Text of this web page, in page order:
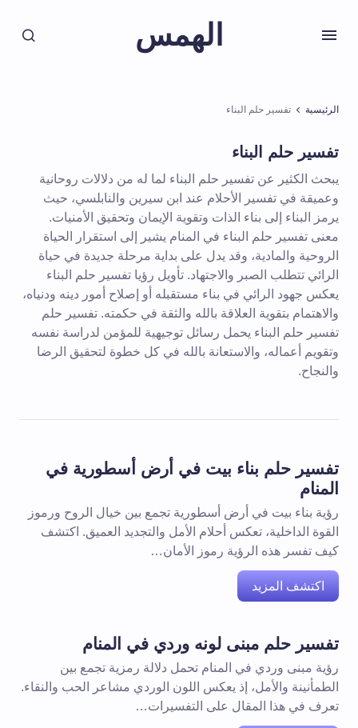
الهمس
الرئيسية تفسير حلم البناء
تفسير حلم البناء
يبحث الكثير عن تفسير حلم البناء لما له من دلالات روحانية
وعميقة في تفسير الأحلام عند ابن سيرين والنابلسي، حيث
يرمز البناء إلى بناء الذات وتقوية الإيمان وتحقيق الأمنيات.
معنى تفسير حلم البناء في المنام يشير إلى استقرار الحياة
الروحية والمادية، وقد يدل على بداية مرحلة جديدة في حياة
الرائي تتطلب الصبر والاجتهاد. تأويل رؤيا تفسير حلم البناء
يعكس جهود الرائي في بناء مستقبله أو إصلاح أمور دينه ودنياه،
والاهتمام بتقوية العلاقة بالله والثقة في حكمته. تفسير حلم
تفسير حلم البناء يحمل رسائل توجيهية للمؤمن لدراسة نفسه
وتقويم أعماله، والاستعانة بالله في كل خطوة لتحقيق الرضا
والنجاح.
تفسير حلم بناء بيت في أرض أسطورية في
المنام
رؤية بناء بيت في أرض أسطورية تجمع بين خيال الروح ورموز
القوة الداخلية، تعكس أحلام الأمل والتجديد العميق. اكتشف
كيف تفسر هذه الرؤية رموز الأمان…
اكتشف المزيد
تفسير حلم مبنى لونه وردي في المنام
رؤية مبنى وردي في المنام تحمل دلالة رمزية تجمع بين
الطمأنينة والأمل، إذ يعكس اللون الوردي مشاعر الحب والنقاء.
تعرف في هذا المقال على التفسيرات…